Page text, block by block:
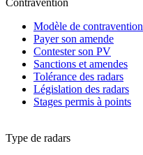
Contravention
Modèle de contravention
Payer son amende
Contester son PV
Sanctions et amendes
Tolérance des radars
Législation des radars
Stages permis à points
Type de radars